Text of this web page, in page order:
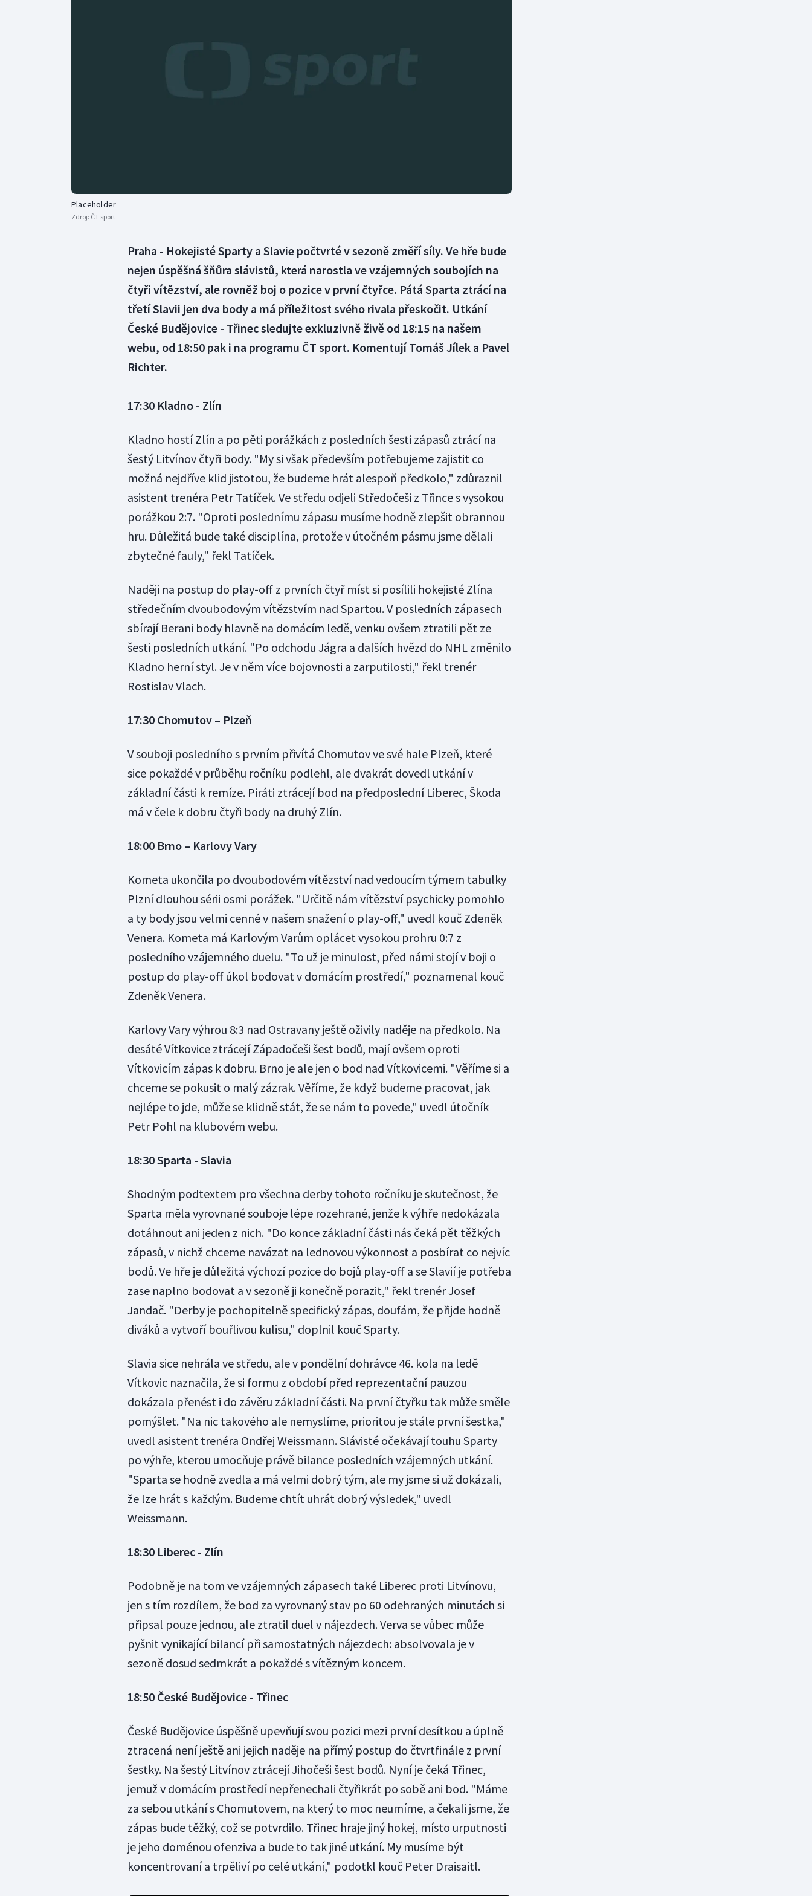
Placeholder
Zdroj: ČT sport
Praha - Hokejisté Sparty a Slavie počtvrté v sezoně změří síly. Ve hře bude
nejen úspěšná šňůra slávistů, která narostla ve vzájemných soubojích na
čtyři vítězství, ale rovněž boj o pozice v první čtyřce. Pátá Sparta ztrácí na
třetí Slavii jen dva body a má příležitost svého rivala přeskočit. Utkání
České Budějovice - Třinec sledujte exkluzivně živě od 18:15 na našem
webu, od 18:50 pak i na programu ČT sport. Komentují Tomáš Jílek a Pavel
Richter.
17:30 Kladno - Zlín
Kladno hostí Zlín a po pěti porážkách z posledních šesti zápasů ztrácí na
šestý Litvínov čtyři body. "My si však především potřebujeme zajistit co
možná nejdříve klid jistotou, že budeme hrát alespoň předkolo," zdůraznil
asistent trenéra Petr Tatíček. Ve středu odjeli Středočeši z Třince s vysokou
porážkou 2:7. "Oproti poslednímu zápasu musíme hodně zlepšit obrannou
hru. Důležitá bude také disciplína, protože v útočném pásmu jsme dělali
zbytečné fauly," řekl Tatíček.
Naději na postup do play-off z prvních čtyř míst si posílili hokejisté Zlína
středečním dvoubodovým vítězstvím nad Spartou. V posledních zápasech
sbírají Berani body hlavně na domácím ledě, venku ovšem ztratili pět ze
šesti posledních utkání. "Po odchodu Jágra a dalších hvězd do NHL změnilo
Kladno herní styl. Je v něm více bojovnosti a zarputilosti," řekl trenér
Rostislav Vlach.
17:30 Chomutov – Plzeň
V souboji posledního s prvním přivítá Chomutov ve své hale Plzeň, které
sice pokaždé v průběhu ročníku podlehl, ale dvakrát dovedl utkání v
základní části k remíze. Piráti ztrácejí bod na předposlední Liberec, Škoda
má v čele k dobru čtyři body na druhý Zlín.
18:00 Brno – Karlovy Vary
Kometa ukončila po dvoubodovém vítězství nad vedoucím týmem tabulky
Plzní dlouhou sérii osmi porážek. "Určitě nám vítězství psychicky pomohlo
a ty body jsou velmi cenné v našem snažení o play-off," uvedl kouč Zdeněk
Venera. Kometa má Karlovým Varům oplácet vysokou prohru 0:7 z
posledního vzájemného duelu. "To už je minulost, před námi stojí v boji o
postup do play-off úkol bodovat v domácím prostředí," poznamenal kouč
Zdeněk Venera.
Karlovy Vary výhrou 8:3 nad Ostravany ještě oživily naděje na předkolo. Na
desáté Vítkovice ztrácejí Západočeši šest bodů, mají ovšem oproti
Vítkovicím zápas k dobru. Brno je ale jen o bod nad Vítkovicemi. "Věříme si a
chceme se pokusit o malý zázrak. Věříme, že když budeme pracovat, jak
nejlépe to jde, může se klidně stát, že se nám to povede," uvedl útočník
Petr Pohl na klubovém webu.
18:30 Sparta - Slavia
Shodným podtextem pro všechna derby tohoto ročníku je skutečnost, že
Sparta měla vyrovnané souboje lépe rozehrané, jenže k výhře nedokázala
dotáhnout ani jeden z nich. "Do konce základní části nás čeká pět těžkých
zápasů, v nichž chceme navázat na lednovou výkonnost a posbírat co nejvíc
bodů. Ve hře je důležitá výchozí pozice do bojů play-off a se Slavií je potřeba
zase naplno bodovat a v sezoně ji konečně porazit," řekl trenér Josef
Jandač. "Derby je pochopitelně specifický zápas, doufám, že přijde hodně
diváků a vytvoří bouřlivou kulisu," doplnil kouč Sparty.
Slavia sice nehrála ve středu, ale v pondělní dohrávce 46. kola na ledě
Vítkovic naznačila, že si formu z období před reprezentační pauzou
dokázala přenést i do závěru základní části. Na první čtyřku tak může směle
pomýšlet. "Na nic takového ale nemyslíme, prioritou je stále první šestka,"
uvedl asistent trenéra Ondřej Weissmann. Slávisté očekávají touhu Sparty
po výhře, kterou umocňuje právě bilance posledních vzájemných utkání.
"Sparta se hodně zvedla a má velmi dobrý tým, ale my jsme si už dokázali,
že lze hrát s každým. Budeme chtít uhrát dobrý výsledek," uvedl
Weissmann.
18:30 Liberec - Zlín
Podobně je na tom ve vzájemných zápasech také Liberec proti Litvínovu,
jen s tím rozdílem, že bod za vyrovnaný stav po 60 odehraných minutách si
připsal pouze jednou, ale ztratil duel v nájezdech. Verva se vůbec může
pyšnit vynikající bilancí při samostatných nájezdech: absolvovala je v
sezoně dosud sedmkrát a pokaždé s vítězným koncem.
18:50 České Budějovice - Třinec
České Budějovice úspěšně upevňují svou pozici mezi první desítkou a úplně
ztracená není ještě ani jejich naděje na přímý postup do čtvrtfinále z první
šestky. Na šestý Litvínov ztrácejí Jihočeši šest bodů. Nyní je čeká Třinec,
jemuž v domácím prostředí nepřenechali čtyřikrát po sobě ani bod. "Máme
za sebou utkání s Chomutovem, na který to moc neumíme, a čekali jsme, že
zápas bude těžký, což se potvrdilo. Třinec hraje jiný hokej, místo urputnosti
je jeho doménou ofenziva a bude to tak jiné utkání. My musíme být
koncentrovaní a trpěliví po celé utkání," podotkl kouč Peter Draisaitl.